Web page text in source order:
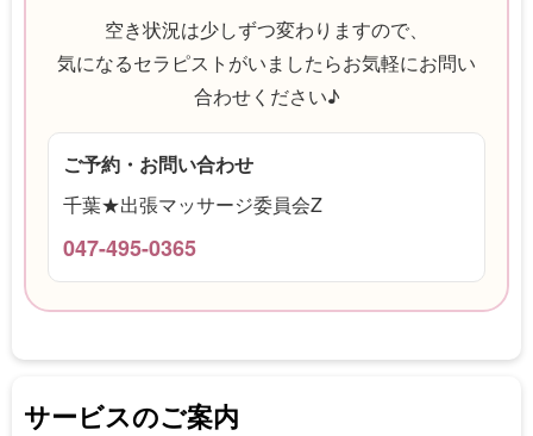
空き状況は少しずつ変わりますので、
気になるセラピストがいましたらお気軽にお問い
合わせください♪
ご予約・お問い合わせ
千葉★出張マッサージ委員会Z
047-495-0365
サービスのご案内